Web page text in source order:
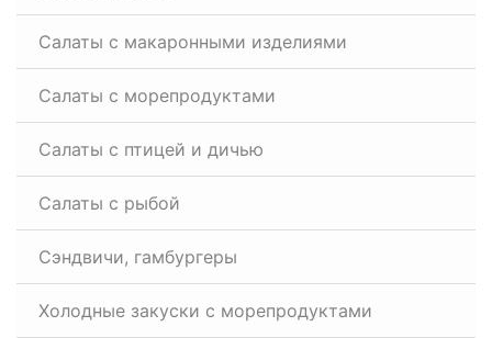
Салаты с макаронными изделиями
Салаты с морепродуктами
Салаты с птицей и дичью
Салаты с рыбой
Сэндвичи, гамбургеры
Холодные закуски с морепродуктами